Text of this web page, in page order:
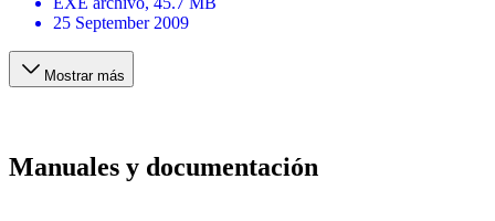
25 September 2009
Mostrar más
Manuales y documentación